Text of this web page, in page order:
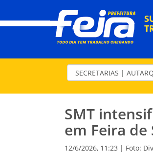
SMT
em Feira de
12/6/2026, 11:23 | Foto: